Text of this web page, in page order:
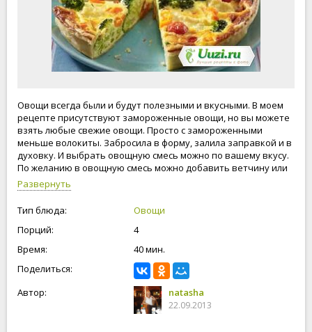
Овощи всегда были и будут полезными и вкусными. В моем
рецепте присутствуют замороженные овощи, но вы можете
взять любые свежие овощи. Просто с замороженными
меньше волокиты. Забросила в форму, залила заправкой и в
духовку. И выбрать овощную смесь можно по вашему вкусу.
По желанию в овощную смесь можно добавить ветчину или
любую колбасу. Но это уже другая "песня". Желаю вам
приятного аппетита. Готовьте вместе с нами, будьте
счастливы и любимы.
Развернуть
Тип блюда:
Овощи
Порций:
4
Время:
40 мин.
Поделиться:
Автор:
natasha
22.09.2013